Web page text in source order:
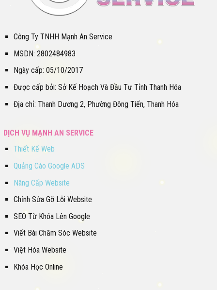
Công Ty TNHH Mạnh An Service
MSDN: 2802484983
Ngày cấp: 05/10/2017
Được cấp bởi: Sở Kế Hoạch Và Đầu Tư Tỉnh Thanh Hóa
Địa chỉ: Thanh Dương 2, Phường Đông Tiến, Thanh Hóa
DỊCH VỤ MẠNH AN SERVICE
Thiết Kế Web
Quảng Cáo Google ADS
Nâng Cấp Website
Chỉnh Sửa Gỡ Lỗi Website
SEO Từ Khóa Lên Google
Viết Bài Chăm Sóc Website
Việt Hóa Website
Khóa Học Online